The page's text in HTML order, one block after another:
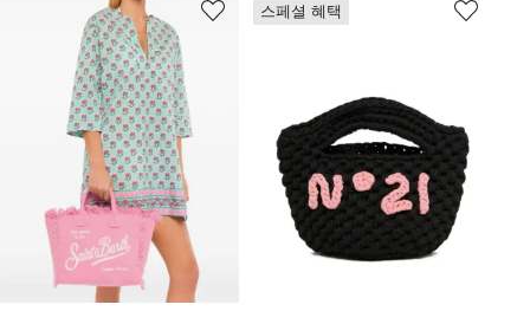
스페셜 혜택